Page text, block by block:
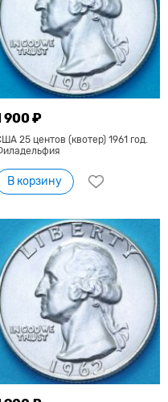
900 ₽
25 центов (квотер) 1961 год.
В корзину